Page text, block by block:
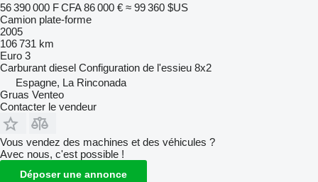
56 390 000 F CFA 86 000 € ≈ 99 360 $US
Camion plate-forme
2005
106 731 km
Euro 3
Carburant diesel Configuration de l'essieu 8x2
Espagne, La Rinconada
Gruas Venteo
Contacter le vendeur
Vous vendez des machines et des véhicules ?
Avec nous, c'est possible !
Déposer une annonce